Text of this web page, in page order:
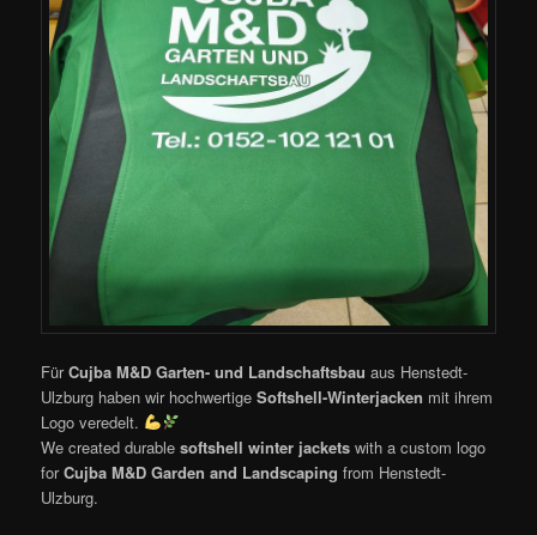
FürCujba M&D Garten- und Landschaftsbau aus Henstedt-
Ulzburg haben wir hochwertigeSoftshell-Winterjacken mit ihrem
Logo veredelt.
We created durablesoftshell winter jackets with a custom logo
forCujba M&D Garden and Landscaping from Henstedt-
Ulzburg.